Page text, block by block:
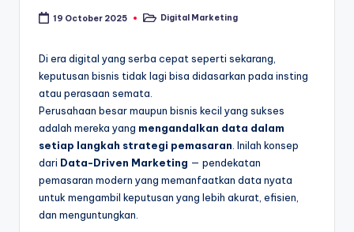
19 October 2025
PostedDigital Marketing
Di era digital yang serba cepat seperti sekarang,
keputusan bisnis tidak lagi bisa didasarkan pada insting
atau perasaan semata.
Perusahaan besar maupun bisnis kecil yang sukses
adalah mereka yang mengandalkan data dalam
setiap langkah strategi pemasaran . Inilah konsep
dari Data-Driven Marketing — pendekatan
pemasaran modern yang memanfaatkan data nyata
untuk mengambil keputusan yang lebih akurat, efisien,
dan menguntungkan.